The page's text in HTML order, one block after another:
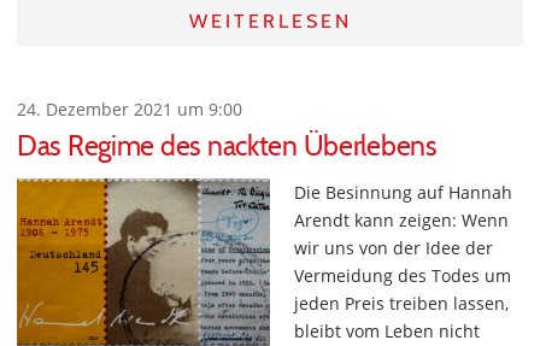
WEITERLESEN
24. Dezember 2021 um 9:00
Das Regime des nackten Überlebens
Die Besinnung auf Hannah
Arendt kann zeigen: Wenn
wir uns von der Idee der
Vermeidung des Todes um
jeden Preis treiben lassen,
bleibt vom Leben nicht